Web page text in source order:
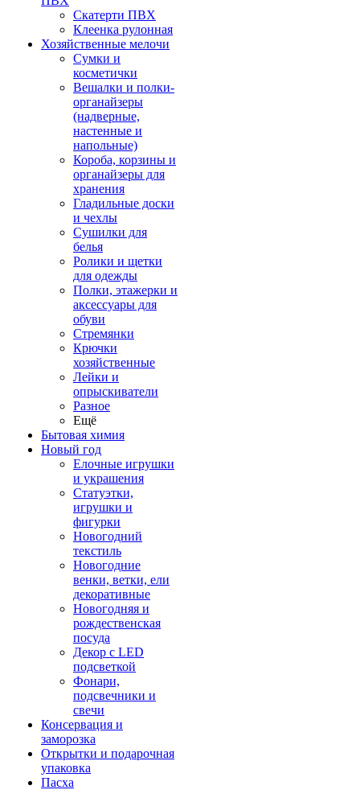
Скатерти ПВХ
Клеенка рулонная
Хозяйственные мелочи
Сумки и
косметички
Вешалки и полки-
органайзеры
(надверные,
настенные и
напольные)
Короба, корзины и
органайзеры для
хранения
Гладильные доски
и чехлы
Сушилки для
белья
Ролики и щетки
для одежды
Полки, этажерки и
аксессуары для
обуви
Стремянки
Крючки
хозяйственные
Лейки и
опрыскиватели
Разное
Ещё
Бытовая химия
Новый год
Елочные игрушки
и украшения
Статуэтки,
игрушки и
фигурки
Новогодний
текстиль
Новогодние
венки, ветки, ели
декоративные
Новогодняя и
рождественская
посуда
Декор с LED
подсветкой
Фонари,
подсвечники и
свечи
Консервация и
заморозка
Открытки и подарочная
упаковка
Пасха